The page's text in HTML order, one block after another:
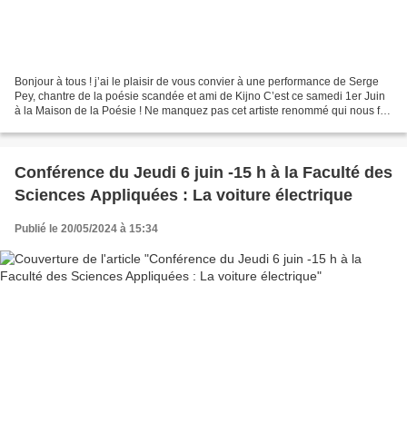
Bonjour à tous ! j’ai le plaisir de vous convier à une performance de Serge
Pey, chantre de la poésie scandée et ami de Kijno C’est ce samedi 1er Juin
à la Maison de la Poésie ! Ne manquez pas cet artiste renommé qui nous fait
Conférence du Jeudi 6 juin -15 h à la Faculté des
Sciences Appliquées : La voiture électrique
Publié le 20/05/2024 à 15:34